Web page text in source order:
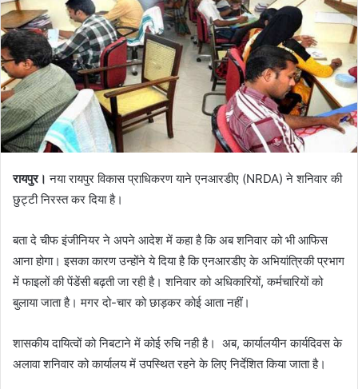
रायपुर। नया रायपुर विकास प्राधिकरण याने एनआरडीए (NRDA) ने शनिवार की
छुट्टी निरस्त कर दिया है।
बता दे चीफ इंजीनियर ने अपने आदेश में कहा है कि अब शनिवार को भी आफिस
आना होगा। इसका कारण उन्होंने ये दिया है कि एनआरडीए के अभियांत्रिकी प्रभाग
में फाइलों की पेंडेंसी बढ़ती जा रही है। शनिवार को अधिकारियों, कर्मचारियों को
बुलाया जाता है। मगर दो-चार को छाड़कर कोई आता नहीं।
शासकीय दायित्वों को निबटाने में कोई रुचि नही है। अब, कार्यालयीन कार्यदिवस के
अलावा शनिवार को कार्यालय में उपस्थित रहने के लिए निर्देशित किया जाता है।